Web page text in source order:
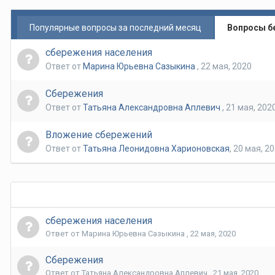
Популярные вопросы за последний месяц Вопросы
сбережения населения
Ответ от Марина Юрьевна Сазыкина , 22 мая, 2020
Сбережения
Ответ отТатьяна Александровна Аплевич , 21 мая,
Вложение сбережений
Ответ отТатьяна Леонидовна Харионовская, 20 мая,
сбережения населения
Ответ от Марина Юрьевна Сазыкина , 22 мая, 2020
Сбережения
Ответ от Татьяна Александровна Аплевич 21 мая, 2020